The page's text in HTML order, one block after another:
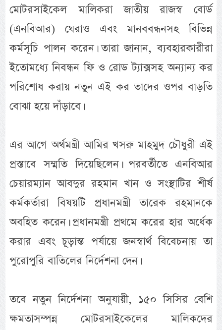
মোটরসাইকেল মালিকরা জাতীয় রাজস্ব বোর্ড
(এনবিআর) ঘেরাও এবং মানববন্ধনসহ বিভিন্ন
কর্মসূচি পালন করেন। তারা জানান, ব্যবহারকারীরা
ইতোমধ্যে নিবন্ধন ফি ও রোড ট্যাক্সসহ অন্যান্য কর
পরিশোধ করায় নতুন এই কর তাদের ওপর বাড়তি
বোঝা হয়ে দাঁড়াবে।
এর আগে অর্থমন্ত্রী আমির খসরু মাহমুদ চৌধুরী এই
প্রস্তাবে সম্মতি দিয়েছিলেন। পরবর্তীতে এনবিআর
চেয়ারম্যান আবদুর রহমান খান ও সংস্থাটির শীর্ষ
কর্মকর্তারা বিষয়টি প্রধানমন্ত্রী তারেক রহমানকে
অবহিত করেন। প্রধানমন্ত্রী প্রথমে করের হার অর্ধেক
করার এবং চূড়ান্ত পর্যায়ে জনস্বার্থ বিবেচনায় তা
পুরোপুরি বাতিলের নির্দেশনা দেন।
তবে নতুন নির্দেশনা অনুযায়ী, ১৫০ সিসির বেশি
ক্ষমতাসম্পন্ন মোটরসাইকেলের মালিকদের